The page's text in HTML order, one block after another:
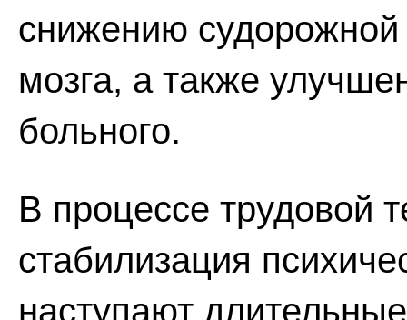
снижению судорожной
мозга, а также
больного.
В процессе трудовой
стабилизация
наступают